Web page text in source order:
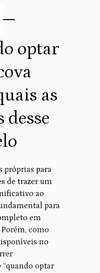
optar
as
desse
próprias para
de trazer um
ao
para
em
como
no
optar